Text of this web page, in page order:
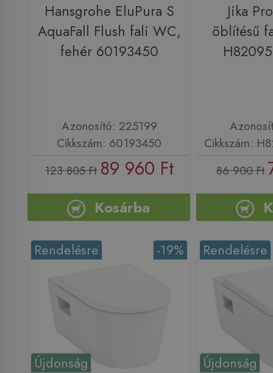
Hansgrohe EluPura S
AquaFall Flush fali WC,
fehér 60193450
Azonosító: 225199
Cikkszám: 60193450
123 805 Ft 89 960 Ft
Kosárba
Jika
öblítésű
Cikkszám:
86 900 Ft
Újdonság
-19%
Rendelésre
Újdonság
Rendelésre